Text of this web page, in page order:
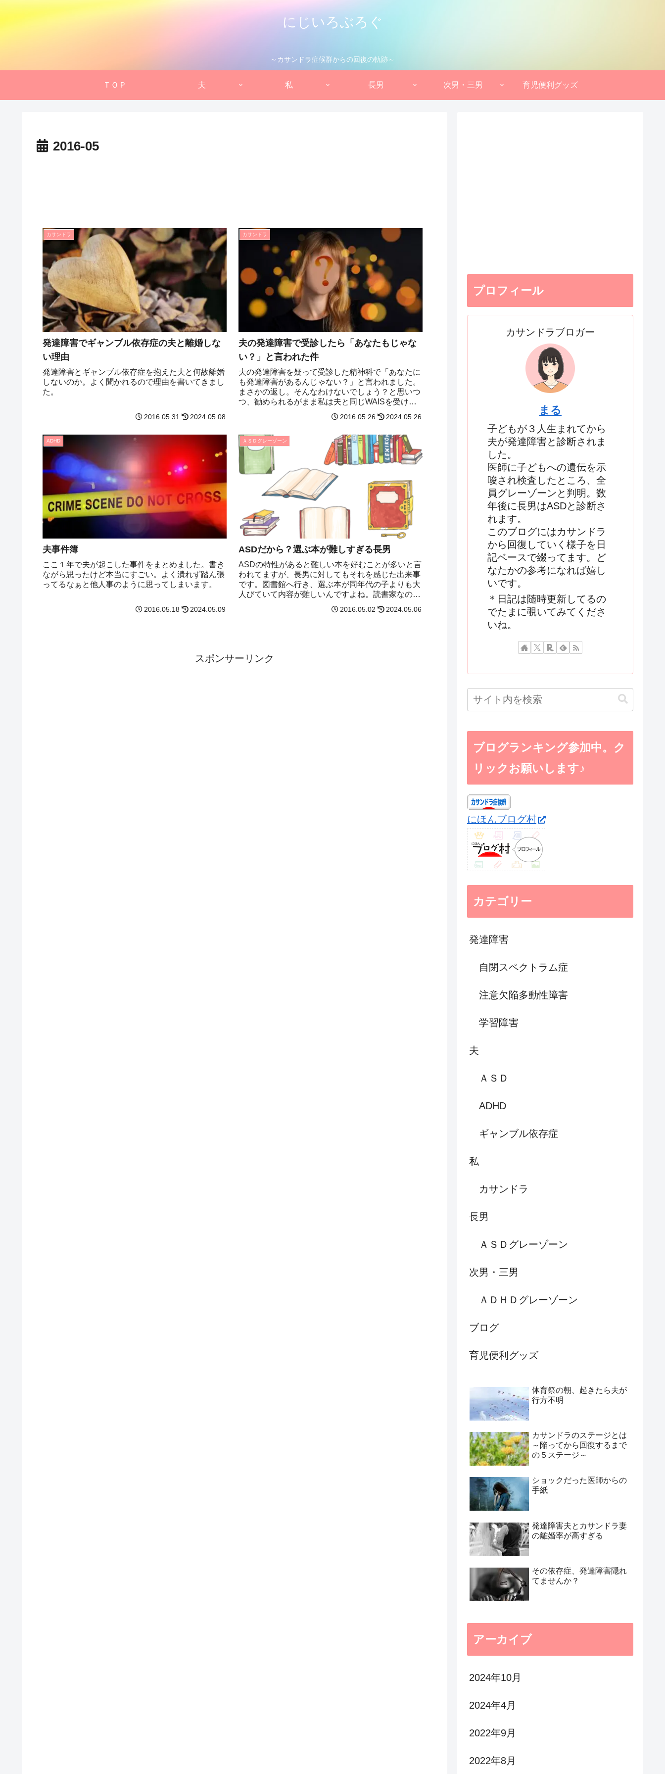
にじいろぶろぐ
～カサンドラ症候群からの回復の軌跡～
ＴＯＰ 夫 私 長男 次男・三男 育児便利グッズ
2016-05
カサンドラ
発達障害でギャンブル依存症の夫と離婚しな
い理由
発達障害とギャンブル依存症を抱えた夫と何故離婚
しないのか。よく聞かれるので理由を書いてきまし
た。
2016.05.31 2024.05.08
カサンドラ
夫の発達障害で受診したら「あなたもじゃな
い？」と言われた件
夫の発達障害を疑って受診した精神科で「あなたに
も発達障害があるんじゃない？」と言われました。
まさかの返し。そんなわけないでしょう？と思いつ
つ、勧められるがまま私は夫と同じWAISを受けた
2016.05.26 2024.05.26
ADHD
夫事件簿
ここ１年で夫が起こした事件をまとめました。書き
ながら思ったけど本当にすごい。よく潰れず踏ん張
ってるなぁと他人事のように思ってしまいます。
2016.05.18 2024.05.09
ＡＳＤグレーゾーン
ASDだから？選ぶ本が難しすぎる長男
ASDの特性があると難しい本を好むことが多いと言
われてますが、長男に対してもそれを感じた出来事
です。図書館へ行き、選ぶ本が同年代の子よりも大
人びていて内容が難しいんですよね。読書家なのは
長男の長所だと思います。
2016.05.02 2024.05.06
スポンサーリンク
プロフィール
カサンドラブロガー
まる
子どもが３人生まれてから
夫が発達障害と診断されま
した。
医師に子どもへの遺伝を示
唆され検査したところ、全
員グレーゾーンと判明。数
年後に長男はASDと診断さ
れます。
このブログにはカサンドラ
から回復していく様子を日
記ベースで綴ってます。ど
なたかの参考になれば嬉し
いです。
＊日記は随時更新してるの
でたまに覗いてみてくださ
いね。
ブログランキング参加中。ク
リックお願いします♪
にほんブログ村
カテゴリー
発達障害
自閉スペクトラム症
注意欠陥多動性障害
学習障害
夫
ＡＳＤ
ADHD
ギャンブル依存症
私
カサンドラ
長男
ＡＳＤグレーゾーン
次男・三男
ＡＤＨＤグレーゾーン
ブログ
育児便利グッズ
体育祭の朝、起きたら夫が
行方不明
カサンドラのステージとは
～陥ってから回復するまで
の５ステージ～
ショックだった医師からの
手紙
発達障害夫とカサンドラ妻
の離婚率が高すぎる
その依存症、発達障害隠れ
てませんか？
アーカイブ
2024年10月
2024年4月
2022年9月
2022年8月